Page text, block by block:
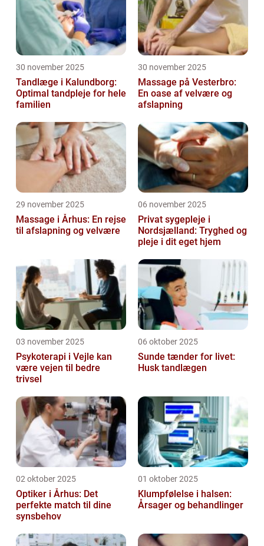
30 november 2025
Tandlæge i Kalundborg:
Optimal tandpleje for hele
familien
30 november 2025
Massage på Vesterbro:
En oase af velvære og
afslapning
29 november 2025
Massage i Århus: En rejse
til afslapning og velvære
06 november 2025
Privat sygepleje i
Nordsjælland: Tryghed og
pleje i dit eget hjem
03 november 2025
Psykoterapi i Vejle kan
være vejen til bedre
trivsel
06 oktober 2025
Sunde tænder for livet:
Husk tandlægen
02 oktober 2025
Optiker i Århus: Det
perfekte match til dine
synsbehov
01 oktober 2025
Klumpfølelse i halsen:
Årsager og behandlinger